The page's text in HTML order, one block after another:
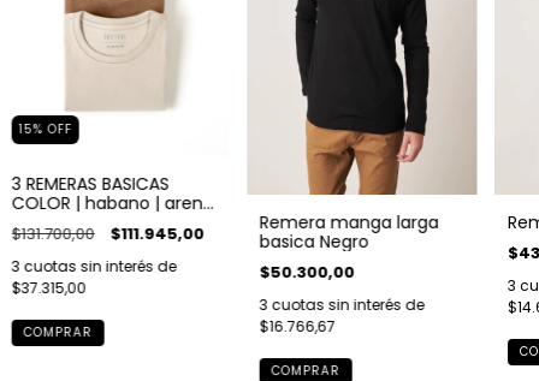
15%OFF
3 REMERAS BASICAS
COLOR | habano | arena
| verde
$131.700,00 $111.945,00
3 cuotas sin interés de
$37.315,00
COMPRAR
Remera manga larga
basica Negro
$50.300,00
3 cuotas sin interés de
$16.766,67
COMPRAR
3